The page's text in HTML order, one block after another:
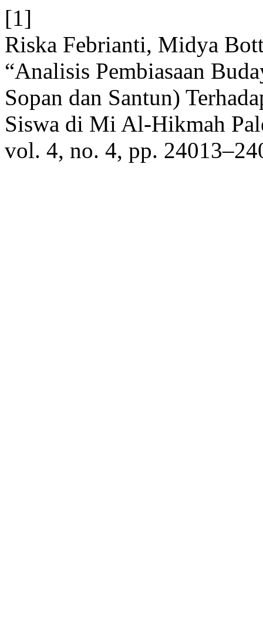
[1]
Riska Febrianti, Midya
“Analisis Pembiasaan
Sopan dan Santun)
Siswa di Mi Al-Hikmah
vol. 4, no. 4, pp.